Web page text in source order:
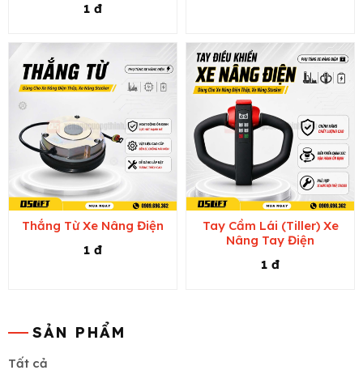
SẢN PHẨM
Tất cả
1 đ
Thắng Từ Xe Nâng Điện
1 đ
Tay Cầm Lái (Tiller) Xe
Nâng Tay Điện
1 đ